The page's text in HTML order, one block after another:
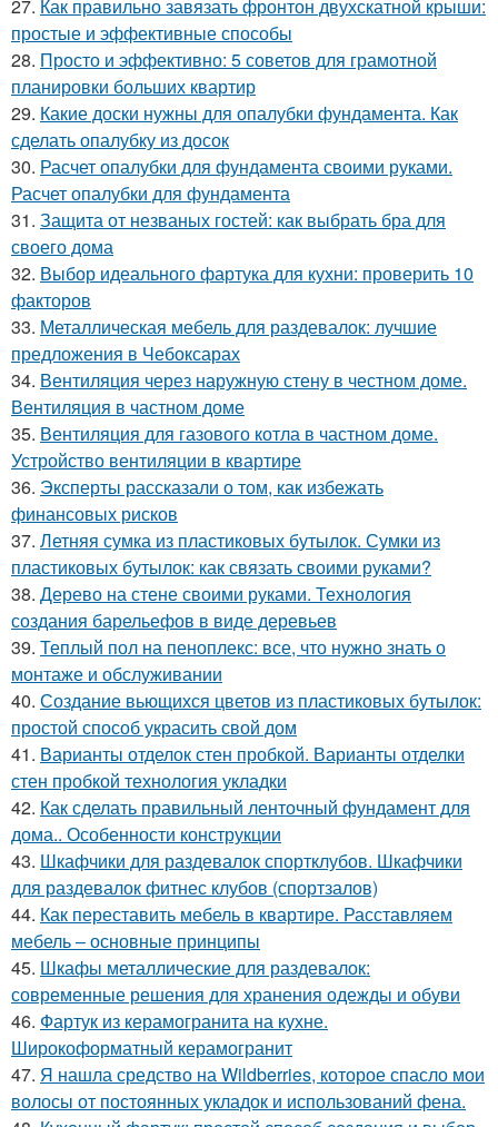
27. Как правильно завязать фронтон двухскатной крыши:
простые и эффективные способы
28. Просто и эффективно: 5 советов для грамотной
планировки больших квартир
29. Какие доски нужны для опалубки фундамента. Как
сделать опалубку из досок
30. Расчет опалубки для фундамента своими руками.
Расчет опалубки для фундамента
31. Защита от незваных гостей: как выбрать бра для
своего дома
32. Выбор идеального фартука для кухни: проверить 10
факторов
33. Металлическая мебель для раздевалок: лучшие
предложения в Чебоксарах
34. Вентиляция через наружную стену в честном доме.
Вентиляция в частном доме
35. Вентиляция для газового котла в частном доме.
Устройство вентиляции в квартире
36. Эксперты рассказали о том, как избежать
финансовых рисков
37. Летняя сумка из пластиковых бутылок. Сумки из
пластиковых бутылок: как связать своими руками?
38. Дерево на стене своими руками. Технология
создания барельефов в виде деревьев
39. Теплый пол на пеноплекс: все, что нужно знать о
монтаже и обслуживании
40. Создание вьющихся цветов из пластиковых бутылок:
простой способ украсить свой дом
41. Варианты отделок стен пробкой. Варианты отделки
стен пробкой технология укладки
42. Как сделать правильный ленточный фундамент для
дома.. Особенности конструкции
43. Шкафчики для раздевалок спортклубов. Шкафчики
для раздевалок фитнес клубов (спортзалов)
44. Как переставить мебель в квартире. Расставляем
мебель – основные принципы
45. Шкафы металлические для раздевалок:
современные решения для хранения одежды и обуви
46. Фартук из керамогранита на кухне.
Широкоформатный керамогранит
47. Я нашла средство на Wildberries, которое спасло мои
волосы от постоянных укладок и использований фена.